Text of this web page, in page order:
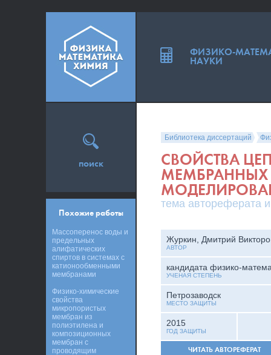
Библиотека диссертаций
СВОЙСТВА
МЕМБРАННЫХ
тема автореферата
Журкин, Дмитрий
АВТОР
кандидата физико-
УЧЕНАЯ СТЕПЕНЬ
Петрозаводск
МЕСТО ЗАЩИТЫ
2015
ГОД ЗАЩИТЫ
ЧИТАТЬ АВТОРЕФЕРАТ
поиск
Похожие работы
Массоперенос воды и
предельных
алифатических
спиртов в системах с
катионообменными
мембранами
Физико-химические
свойства
микропористых
мембран из
полиэтилена и
композиционных
мембран с
проводящим
ФИЗИКО-
НАУКИ